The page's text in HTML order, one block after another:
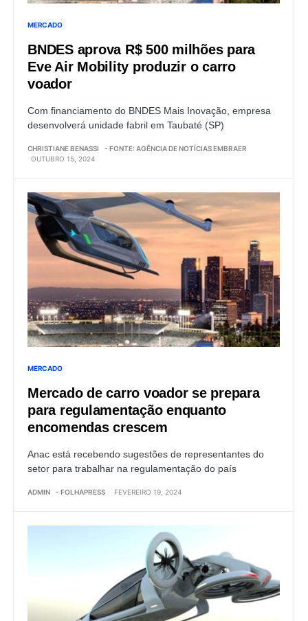
MERCADO
BNDES aprova R$ 500 milhões para
Eve Air Mobility produzir o carro
voador
Com financiamento do BNDES Mais Inovação, empresa
desenvolverá unidade fabril em Taubaté (SP)
CHRISTIANE BENASSI
- FONTE: AGÊNCIA DE NOTÍCIAS EMBRAER
OUTUBRO 15, 2024
MERCADO
Mercado de carro voador se prepara
para regulamentação enquanto
encomendas crescem
Anac está recebendo sugestões de representantes do
setor para trabalhar na regulamentação do país
ADMIN - FOLHAPRESS FEVEREIRO 19, 2024